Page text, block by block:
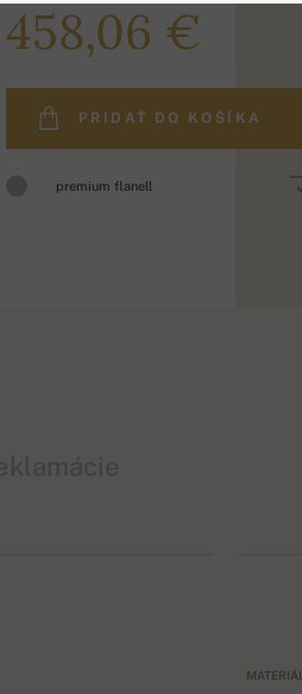
458,06 €
PRIDAŤ DO KOŠÍKA
premium flanell
MATERIÁL